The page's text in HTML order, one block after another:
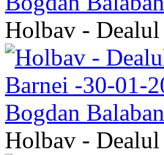
Holbav -
Holbav -